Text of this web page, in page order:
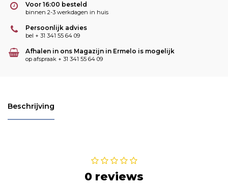
Voor 16:00 besteld
binnen 2-3 werkdagen in huis
Persoonlijk advies
bel + 31 341 55 64 09
Afhalen in ons Magazijn in Ermelo is mogelijk
op afspraak + 31 341 55 64 09
Beschrijving
0 reviews